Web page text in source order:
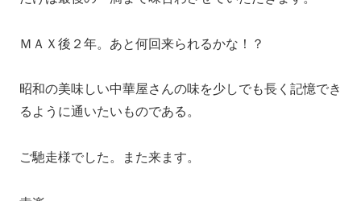
ＭＡＸ後２年。あと何回来られるかな！？
昭和の美味しい中華屋さんの味を少しでも長く記憶でき
るように通いたいものである。
ご馳走様でした。また来ます。